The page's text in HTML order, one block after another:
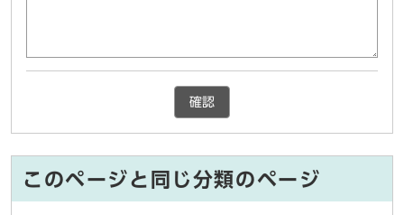
確認
このページと同じ分類のページ